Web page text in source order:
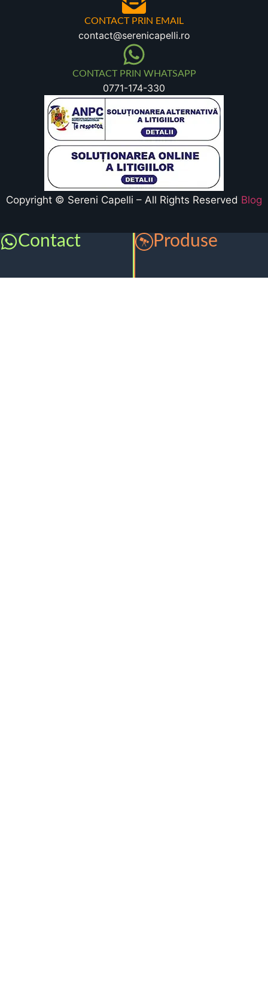
CONTACT PRIN EMAIL
contact@serenicapelli.ro
CONTACT PRIN WHATSAPP
0771-174-330
Copyright © Sereni Capelli – All Rights Reserved Blog
Contact Produse